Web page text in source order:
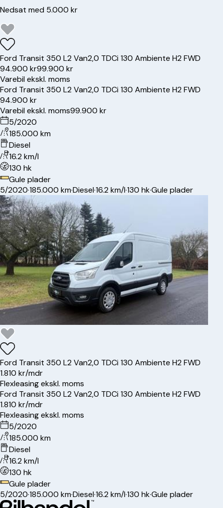
Nedsat med 5.000 kr
Ford Transit 350 L2 Van2,0 TDCi 130 Ambiente H2 FWD
94.900 kr99.900 kr
Varebil ekskl. moms
Ford Transit 350 L2 Van2,0 TDCi 130 Ambiente H2 FWD
94.900 kr
Varebil ekskl. moms99.900 kr
5/2020
185.000 km
Diesel
16.2 km/l
130 hk
Gule plader
5/2020·185.000 km·Diesel·16.2 km/l·130 hk·Gule plader
Ford Transit 350 L2 Van2,0 TDCi 130 Ambiente H2 FWD
1.810 kr/mdr
Flexleasing ekskl. moms
Ford Transit 350 L2 Van2,0 TDCi 130 Ambiente H2 FWD
1.810 kr/mdr
Flexleasing ekskl. moms
5/2020
185.000 km
Diesel
16.2 km/l
130 hk
Gule plader
5/2020·185.000 km·Diesel·16.2 km/l·130 hk·Gule plader